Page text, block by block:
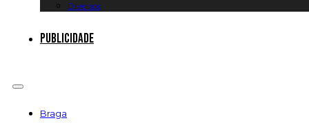
Diversos
Publicidade
Braga